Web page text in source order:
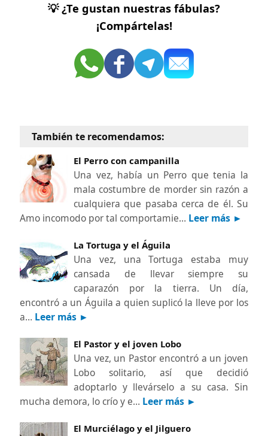
💡 ¿Te gustan nuestras fábulas?
¡Compártelas!
También te recomendamos:
El Perro con campanilla
Una vez, había un Perro que tenia la
mala costumbre de morder sin razón a
cualquiera que pasaba cerca de él. Su
Amo incomodo por tal comportamie… Leer más ►
La Tortuga y el Águila
Una vez, una Tortuga estaba muy
cansada de llevar siempre su
caparazón por la tierra. Un día,
encontró a un Águila a quien suplicó la lleve por los
a… Leer más ►
El Pastor y el joven Lobo
Una vez, un Pastor encontró a un joven
Lobo solitario, así que decidió
adoptarlo y llevárselo a su casa. Sin
mucha demora, lo crío y e… Leer más ►
El Murciélago y el Jilguero